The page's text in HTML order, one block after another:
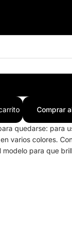
Comprar
quedarse: para
varios colores.
modelo para que